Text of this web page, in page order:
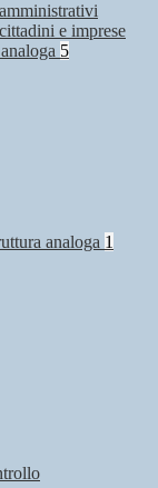
e imprese
5
analoga 1